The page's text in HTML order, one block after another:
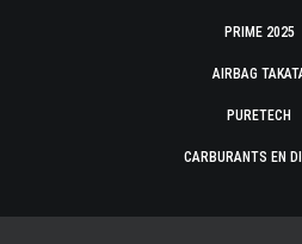
PRIME 2025
AIRBAG
PURETECH
CARBURANTS EN